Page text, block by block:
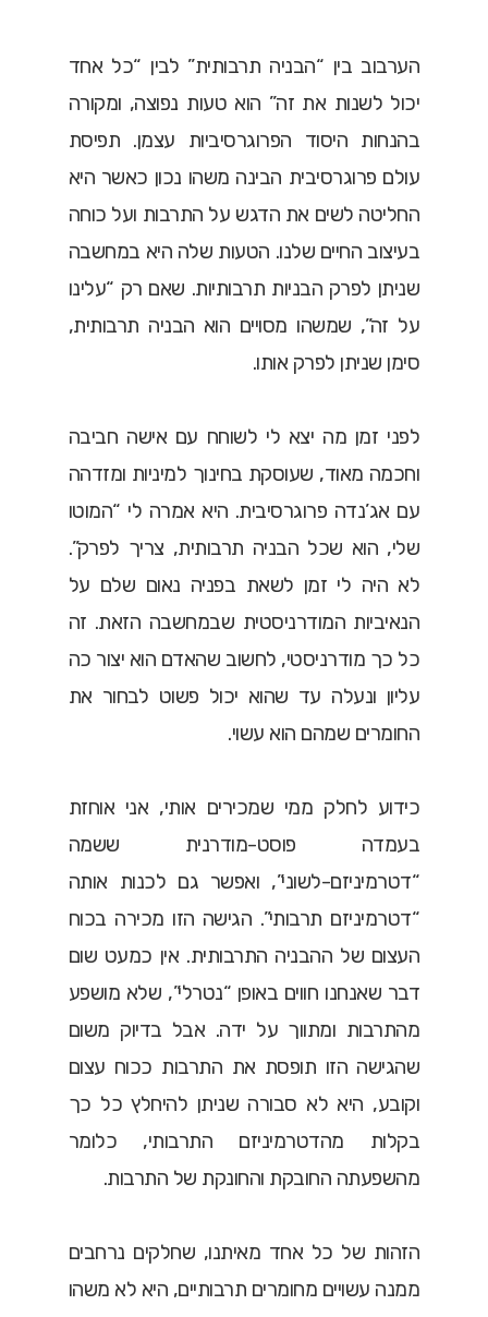
הערבוב בין “הבניה תרבותית” לבין “כל אחד
יכול לשנות את זה” הוא טעות נפוצה, ומקורה
בהנחות היסוד הפרוגרסיביות עצמן. תפיסת
עולם פרוגרסיבית הבינה משהו נכון כאשר היא
החליטה לשים את הדגש על התרבות ועל כוחה
בעיצוב החיים שלנו. הטעות שלה היא במחשבה
שניתן לפרק הבניות תרבותיות. שאם רק “עלינו
על זה”, שמשהו מסויים הוא הבניה תרבותית,
סימן שניתן לפרק אותו.
לפני זמן מה יצא לי לשוחח עם אישה חביבה
וחכמה מאוד, שעוסקת בחינוך למיניות ומזדהה
עם אג’נדה פרוגרסיבית. היא אמרה לי “המוטו
שלי, הוא שכל הבניה תרבותית, צריך לפרק”.
לא היה לי זמן לשאת בפניה נאום שלם על
הנאיביות המודרניסטית שבמחשבה הזאת. זה
כל כך מודרניסטי, לחשוב שהאדם הוא יצור כה
עליון ונעלה עד שהוא יכול פשוט לבחור את
החומרים שמהם הוא עשוי.
כידוע לחלק ממי שמכירים אותי, אני אוחזת
בעמדה פוסט-מודרנית ששמה
“דטרמיניזם-לשוני”, ואפשר גם לכנות אותה
“דטרמיניזם תרבותי”. הגישה הזו מכירה בכוח
העצום של ההבניה התרבותית. אין כמעט שום
דבר שאנחנו חווים באופן “נטרלי”, שלא מושפע
מהתרבות ומתווך על ידה. אבל בדיוק משום
שהגישה הזו תופסת את התרבות ככוח עצום
וקובע, היא לא סבורה שניתן להיחלץ כל כך
בקלות מהדטרמיניזם התרבותי, כלומר
מהשפעתה החובקת והחונקת של התרבות.
הזהות של כל אחד מאיתנו, שחלקים נרחבים
ממנה עשויים מחומרים תרבותיים, היא לא משהו